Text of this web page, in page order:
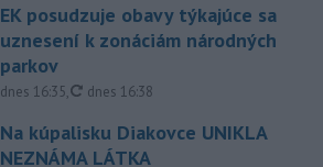
EK posudzuje obavy týkajúce sa
uznesení k zonáciám národných
parkov
dnes 16:35, aktualizované
dnes 16:38
Na kúpalisku Diakovce UNIKLA
NEZNÁMA LÁTKA